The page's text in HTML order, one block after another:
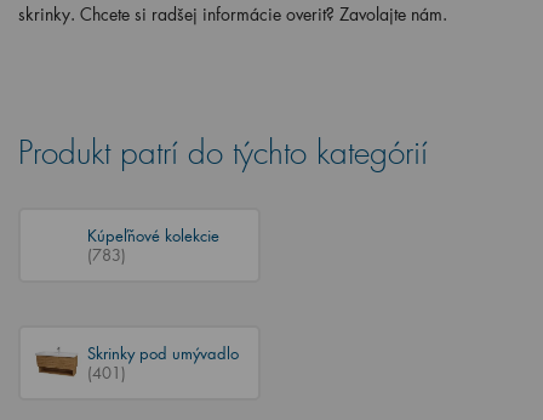
skrinky. Chcete si radšej informácie overiť? Zavolajte nám.
Produkt patrí do týchto kategórií
Kúpeľňové kolekcie
(783)
Skrinky pod umývadlo
(401)